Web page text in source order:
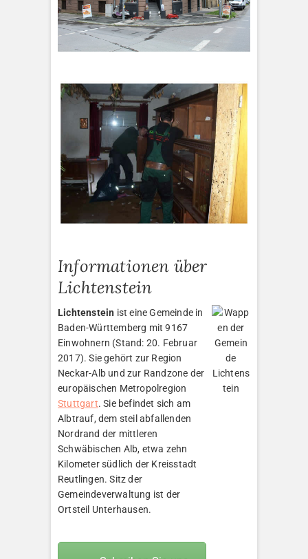
Informationen über
Lichtenstein
Lichtenstein ist eine Gemeinde in
Baden-Württemberg mit 9167
Einwohnern (Stand: 20. Februar
2017). Sie gehört zur Region
Neckar-Alb und zur Randzone der
europäischen Metropolregion
Stuttgart. Sie befindet sich am
Albtrauf, dem steil abfallenden
Nordrand der mittleren
Schwäbischen Alb, etwa zehn
Kilometer südlich der Kreisstadt
Reutlingen. Sitz der
Gemeindeverwaltung ist der
Ortsteil Unterhausen.